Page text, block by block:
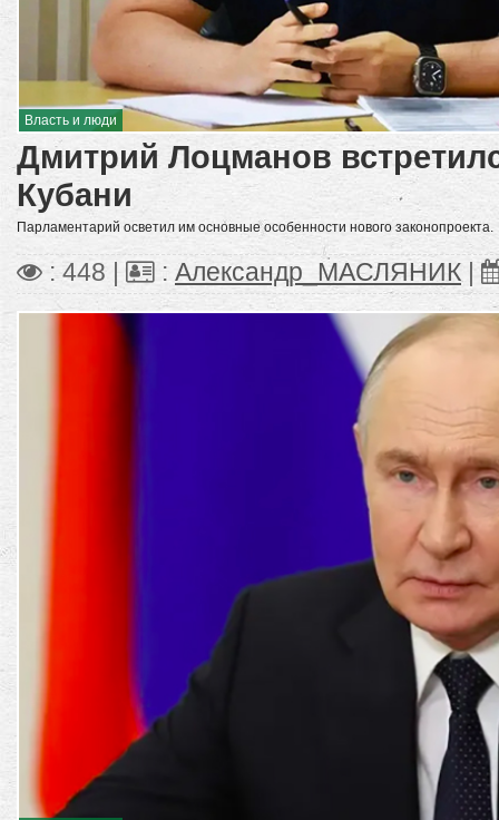
Власть и люди
Дмитрий Лоцманов
Кубани
Парламентарий осветил им основные особенности нового законопроекта.
: 448 | : Александр_МАСЛЯНИК